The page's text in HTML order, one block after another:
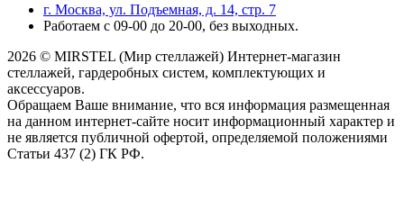
г. Москва, ул. Подъемная, д. 14, стр. 7
Работаем с 09-00 до 20-00, без выходных.
2026 © MIRSTEL (Мир стеллажей) Интернет-магазин
стеллажей, гардеробных систем, комплектующих и
аксессуаров.
Обращаем Ваше внимание, что вся информация размещенная
на данном интернет-сайте носит информационный характер и
не является публичной офертой, определяемой положениями
Статьи 437 (2) ГК РФ.